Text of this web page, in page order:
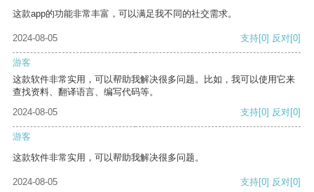
这款app的功能非常丰富，可以满足我不同的社交需求。
2024-08-05 支持[0] 反对[0]
游客
这款软件非常实用，可以帮助我解决很多问题。比如，我可以使用它来
查找资料、翻译语言、编写代码等。
2024-08-05
支持[0] 反对[0]
游客
这款软件非常实用，可以帮助我解决很多问题。
2024-08-05 支持[0] 反对[0]